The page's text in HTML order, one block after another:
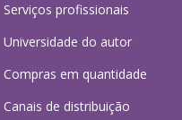
Serviços profissionais
Universidade do autor
Compras em quantidade
Canais de distribuição